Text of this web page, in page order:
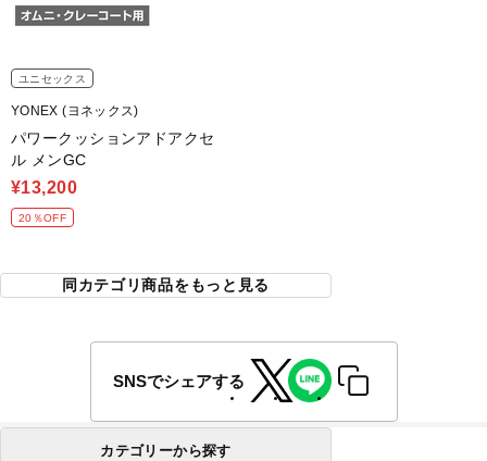
ユニセックス
YONEX (ヨネックス)
パワークッションアドアクセ
ル メンGC
¥13,200
20％OFF
同カテゴリ商品をもっと見る
SNSでシェアする
カテゴリーから探す